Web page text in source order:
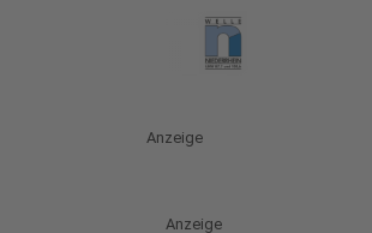
Anzeige
Anzeige